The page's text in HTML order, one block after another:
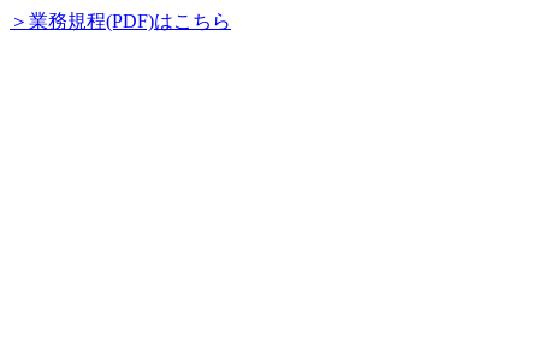
＞業務規程(PDF)はこちら